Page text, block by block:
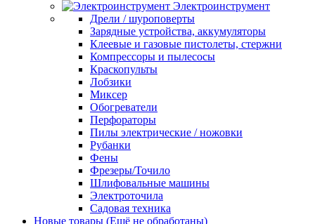
Электроинструмент
Дрели / шуроповерты
Зарядные устройства, аккумуляторы
Клеевые и газовые пистолеты, стержни
Компрессоры и пылесосы
Краскопульты
Лобзики
Миксер
Обогреватели
Перфораторы
Пилы электрические / ножовки
Рубанки
Фены
Фрезеры/Точило
Шлифовальные машины
Электроточила
Садовая техника
Новые товары (Ещё не обработаны)